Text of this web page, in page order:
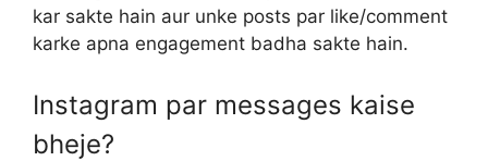
kar sakte hain aur unke posts par like/comment
karke apna engagement badha sakte hain.
Instagram par messages kaise
bheje?